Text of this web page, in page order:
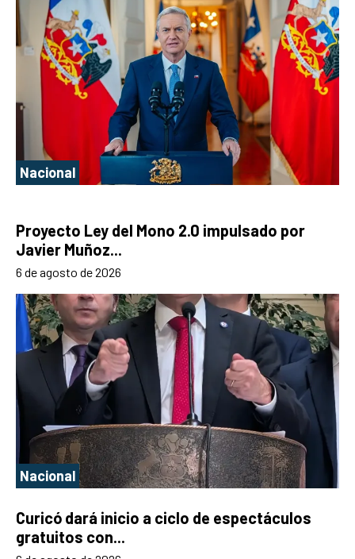
Nacional
Proyecto Ley del Mono 2.0 impulsado por
Javier Muñoz...
6 de agosto de 2026
Nacional
Curicó dará inicio a ciclo de espectáculos
gratuitos con...